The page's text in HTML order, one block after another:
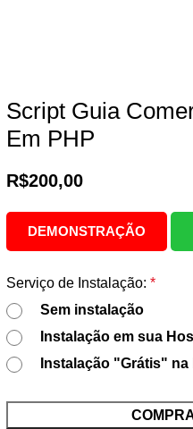
Script Guia
Em PHP
R$200,00
DEMONSTRAÇÃO
Serviço de Instalação: *
Sem instalação
Instalação em sua
Instalação "Grátis"